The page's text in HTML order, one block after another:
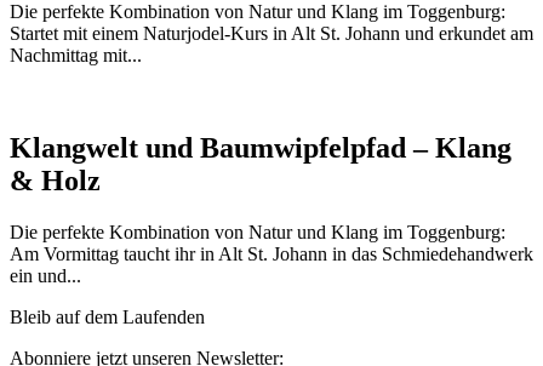
Die perfekte Kombination von Natur und Klang im Toggenburg:
Startet mit einem Naturjodel-Kurs in Alt St. Johann und erkundet am
Nachmittag mit...
Klangwelt und Baumwipfelpfad – Klang
& Holz
Die perfekte Kombination von Natur und Klang im Toggenburg:
Am Vormittag taucht ihr in Alt St. Johann in das Schmiedehandwerk
ein und...
Bleib auf dem Laufenden
Abonniere jetzt unseren Newsletter: